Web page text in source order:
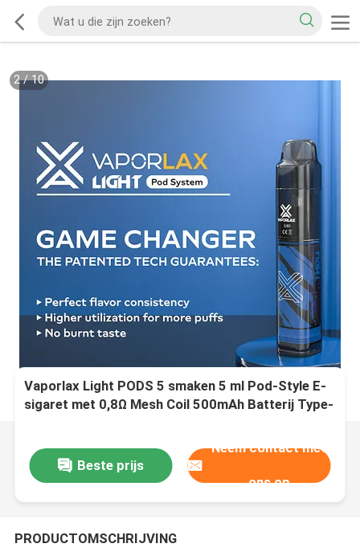
2/10
Vaporlax Light PODS 5 smaken 5 ml Pod-Style E-
sigaret met 0,8Ω Mesh Coil 500mAh Batterij Type-
Beste prijs
Neem contact met
ons op
PRODUCTOMSCHRIJVING